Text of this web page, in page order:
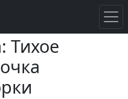
Тихое